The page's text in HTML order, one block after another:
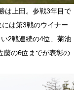
は上田。参戦3年目で
は第3戦のウイナー
2戦連続の4位、菊池
藤の6位までが表彰の